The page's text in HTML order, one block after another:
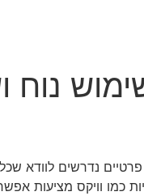
נוח
נדרשים לוודא
כמו וויקס מציעות